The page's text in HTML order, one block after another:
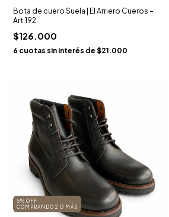
Bota de cuero Suela | El Arriero Cueros –
Art.192
$126.000
6 cuotas sin interés de $21.000
5% OFF
COMPRANDO 2 O MÁS